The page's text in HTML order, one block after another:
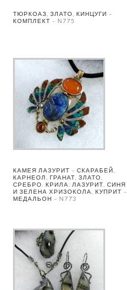
ТЮРКОАЗ, ЗЛАТО, КИНЦУГИ –
КОМПЛЕКТ – N775
КАМЕЯ ЛАЗУРИТ – СКАРАБЕЙ,
КАРНЕОЛ, ГРАНАТ, ЗЛАТО,
СРЕБРО. КРИЛА: ЛАЗУРИТ, СИНЯ
И ЗЕЛЕНА ХРИЗОКОЛА, КУПРИТ –
МЕДАЛЬОН – N773